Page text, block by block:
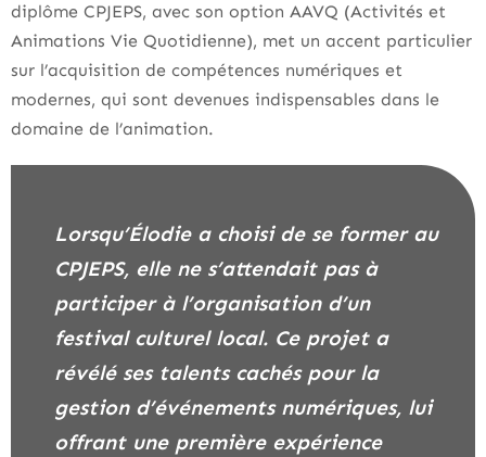
diplôme CPJEPS, avec son option AAVQ (Activités et
Animations Vie Quotidienne), met un accent particulier
sur l’acquisition de compétences numériques et
modernes, qui sont devenues indispensables dans le
domaine de l’animation.
Lorsqu’Élodie a choisi de se former au
CPJEPS, elle ne s’attendait pas à
participer à l’organisation d’un
festival culturel local. Ce projet a
révélé ses talents cachés pour la
gestion d’événements numériques, lui
offrant une première expérience